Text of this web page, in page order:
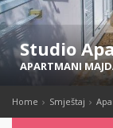
Studio
APARTMANI
Home Smještaj